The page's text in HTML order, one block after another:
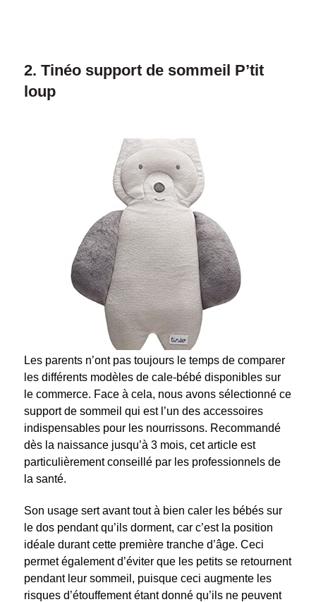
2. Tinéo support de sommeil P’tit
loup
Les parents n’ont pas toujours le temps de comparer
les différents modèles de cale-bébé disponibles sur
le commerce. Face à cela, nous avons sélectionné ce
support de sommeil qui est l’un des accessoires
indispensables pour les nourrissons. Recommandé
dès la naissance jusqu’à 3 mois, cet article est
particulièrement conseillé par les professionnels de
la santé.
Son usage sert avant tout à bien caler les bébés sur
le dos pendant qu’ils dorment, car c’est la position
idéale durant cette première tranche d’âge. Ceci
permet également d’éviter que les petits se retournent
pendant leur sommeil, puisque ceci augmente les
risques d’étouffement étant donné qu’ils ne peuvent